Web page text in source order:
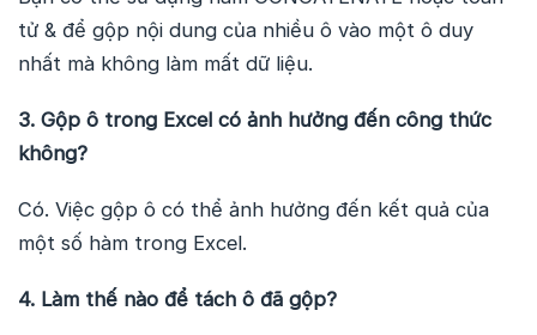
tử & để gộp nội dung của nhiều ô vào một ô duy
nhất mà không làm mất dữ liệu.
3. Gộp ô trong Excel có ảnh hưởng đến công thức
không?
Có. Việc gộp ô có thể ảnh hưởng đến kết quả của
một số hàm trong Excel.
4. Làm thế nào để tách ô đã gộp?